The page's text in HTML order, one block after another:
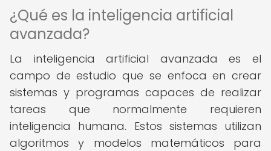
¿Qué es la inteligencia artificial
avanzada?
La inteligencia artificial avanzada es el
campo de estudio que se enfoca en crear
sistemas y programas capaces de realizar
tareas que normalmente requieren
inteligencia humana. Estos sistemas utilizan
algoritmos y modelos matemáticos para